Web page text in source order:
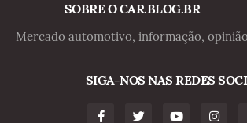
SOBRE O CAR.BLOG.BR
Mercado automotivo, informação, opinião
SIGA-NOS NAS REDES